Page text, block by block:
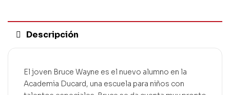
Descripción
El joven Bruce Wayne es el nuevo alumno en la
Academia Ducard, una escuela para niños con